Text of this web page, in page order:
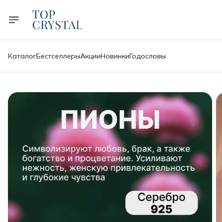
КаталогБестселлерыАкцииНовинкиГодословы